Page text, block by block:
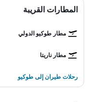
المطارات القريبة
مطار طوكيو الدولي
مطار ناريتا
رحلات طيران إلى طوكيو